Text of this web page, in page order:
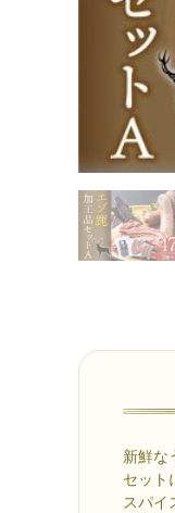
新鮮な
セット
スパイ